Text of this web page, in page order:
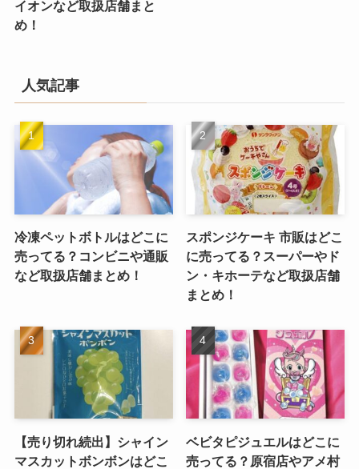
イオンなど取扱店舗まと
め！
人気記事
冷凍ペットボトルはどこに
売ってる？コンビニや通販
など取扱店舗まとめ！
スポンジケーキ 市販はどこ
に売ってる？スーパーやド
ン・キホーテなど取扱店舗
まとめ！
【売り切れ続出】シャイン
マスカットボンボンはどこ
ベビタピジュエルはどこに
売ってる？原宿店やアメ村